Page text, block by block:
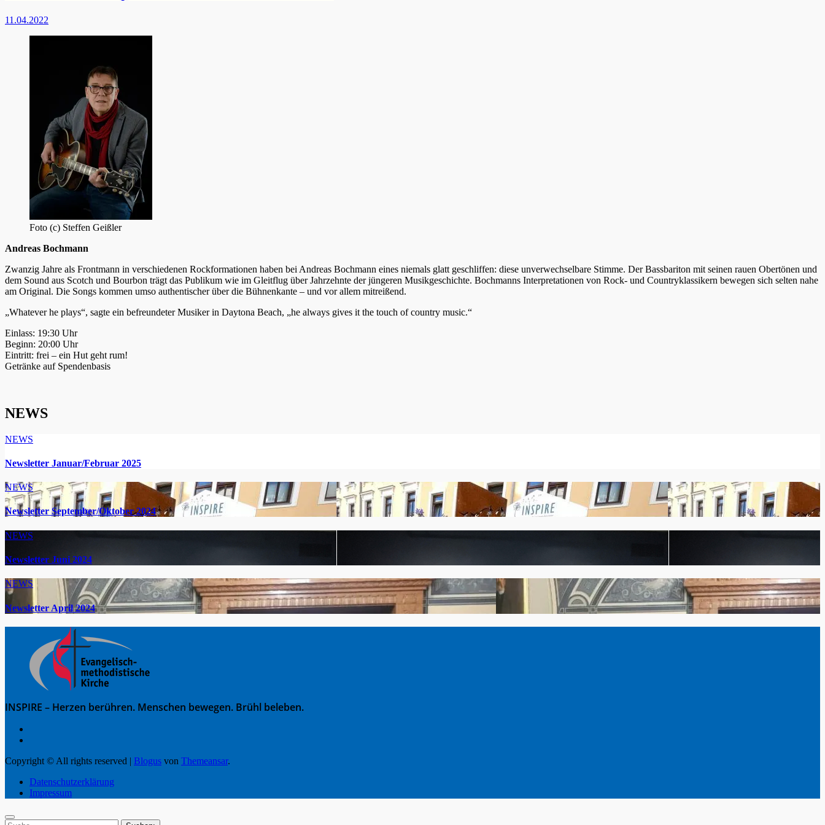
11.04.2022
Foto (c) Steffen Geißler
Andreas Bochmann
Zwanzig Jahre als Frontmann in verschiedenen Rockformationen haben bei Andreas Bochmann eines niemals glatt geschliffen: diese unverwechselbare Stimme. Der Bassbariton mit seinen rauen Obertönen und
dem Sound aus Scotch und Bourbon trägt das Publikum wie im Gleitflug über Jahrzehnte der jüngeren Musikgeschichte. Bochmanns Interpretationen von Rock- und Countryklassikern bewegen sich selten nahe
am Original. Die Songs kommen umso authentischer über die Bühnenkante – und vor allem mitreißend.
„Whatever he plays“, sagte ein befreundeter Musiker in Daytona Beach, „he always gives it the touch of country music.“
Einlass: 19:30 Uhr
Beginn: 20:00 Uhr
Eintritt: frei – ein Hut geht rum!
Getränke auf Spendenbasis
NEWS
NEWS
Newsletter Januar/Februar 2025
NEWS
Newsletter September/Oktober 2024
NEWS
Newsletter Juni 2024
NEWS
Newsletter April 2024
INSPIRE – Herzen berühren. Menschen bewegen. Brühl beleben.
Copyright © All rights reserved | Blogus von Themeansar.
Datenschutzerklärung
Impressum